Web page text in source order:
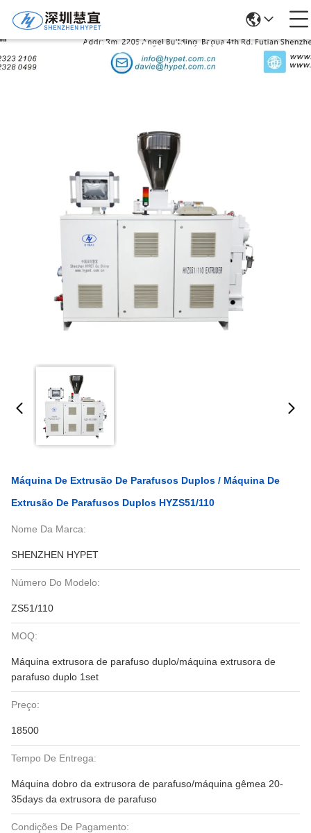
Detalhes Dos Produtos
Máquina De Extrusão De Parafusos Duplos / Máquina De
Extrusão De Parafusos Duplos HYZS51/110
Nome Da Marca:
SHENZHEN HYPET
Número Do Modelo:
ZS51/110
MOQ:
Máquina extrusora de parafuso duplo/máquina extrusora de
parafuso duplo 1set
Preço:
18500
Tempo De Entrega:
Máquina dobro da extrusora de parafuso/máquina gêmea 20-
35days da extrusora de parafuso
Condições De Pagamento: